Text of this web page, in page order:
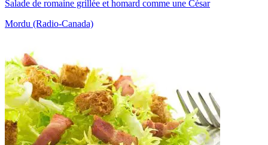
Salade de romaine grillée et homard comme une César
Mordu (Radio-Canada)